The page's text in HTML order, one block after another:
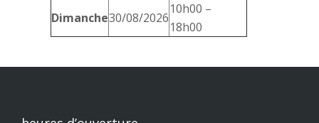
Dimanche30/08/2026
10h00 –
18h00